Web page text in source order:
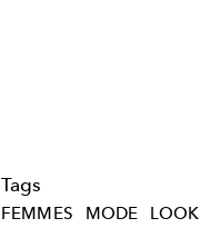
Tags
FEMMES MODE LOOK